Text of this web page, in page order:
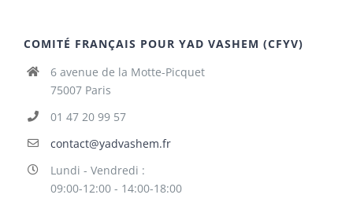
COMITÉ FRANÇAIS POUR YAD VASHEM (CFYV)
6 avenue de la Motte-Picquet
75007 Paris
01 47 20 99 57
contact@yadvashem.fr
Lundi - Vendredi :
09:00-12:00 - 14:00-18:00